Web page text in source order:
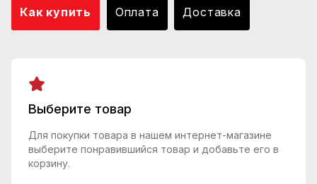
Как купить Оплата Доставка
Выберите товар
Для покупки товара в нашем интернет-магазине
выберите понравившийся товар и добавьте его в
корзину.